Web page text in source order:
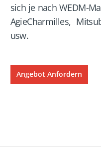
sich je nach WEDM-
AgieCharmilles,
usw.
Angebot Anfordern